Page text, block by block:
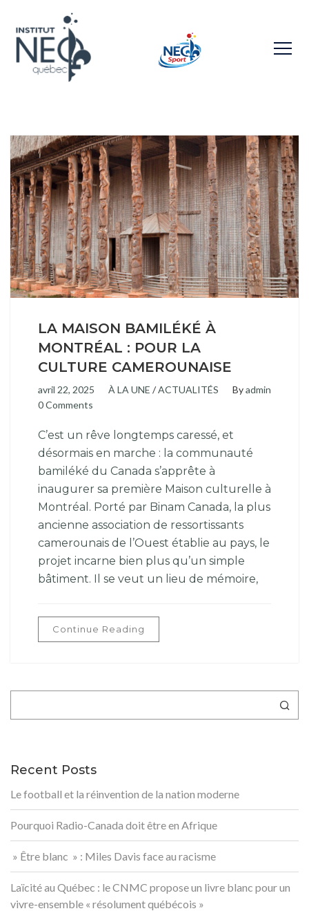
LA MAISON BAMILÉKÉ À
MONTRÉAL : POUR LA
CULTURE CAMEROUNAISE
avril 22, 2025 À LA UNE /ACTUALITÉS Byadmin
0 Comments
C’est un rêve longtemps caressé, et
désormais en marche : la communauté
bamiléké du Canada s’apprête à
inaugurer sa première Maison culturelle à
Montréal. Porté par Binam Canada, la plus
ancienne association de ressortissants
camerounais de l’Ouest établie au pays, le
projet incarne bien plus qu’un simple
bâtiment. Il se veut un lieu de mémoire,
Continue Reading
Recent Posts
Le football et la réinvention de la nation moderne
Pourquoi Radio-Canada doit être en Afrique
» Être blanc » : Miles Davis face au racisme
Laïcité au Québec : le CNMC propose un livre blanc pour un
vivre-ensemble « résolument québécois »